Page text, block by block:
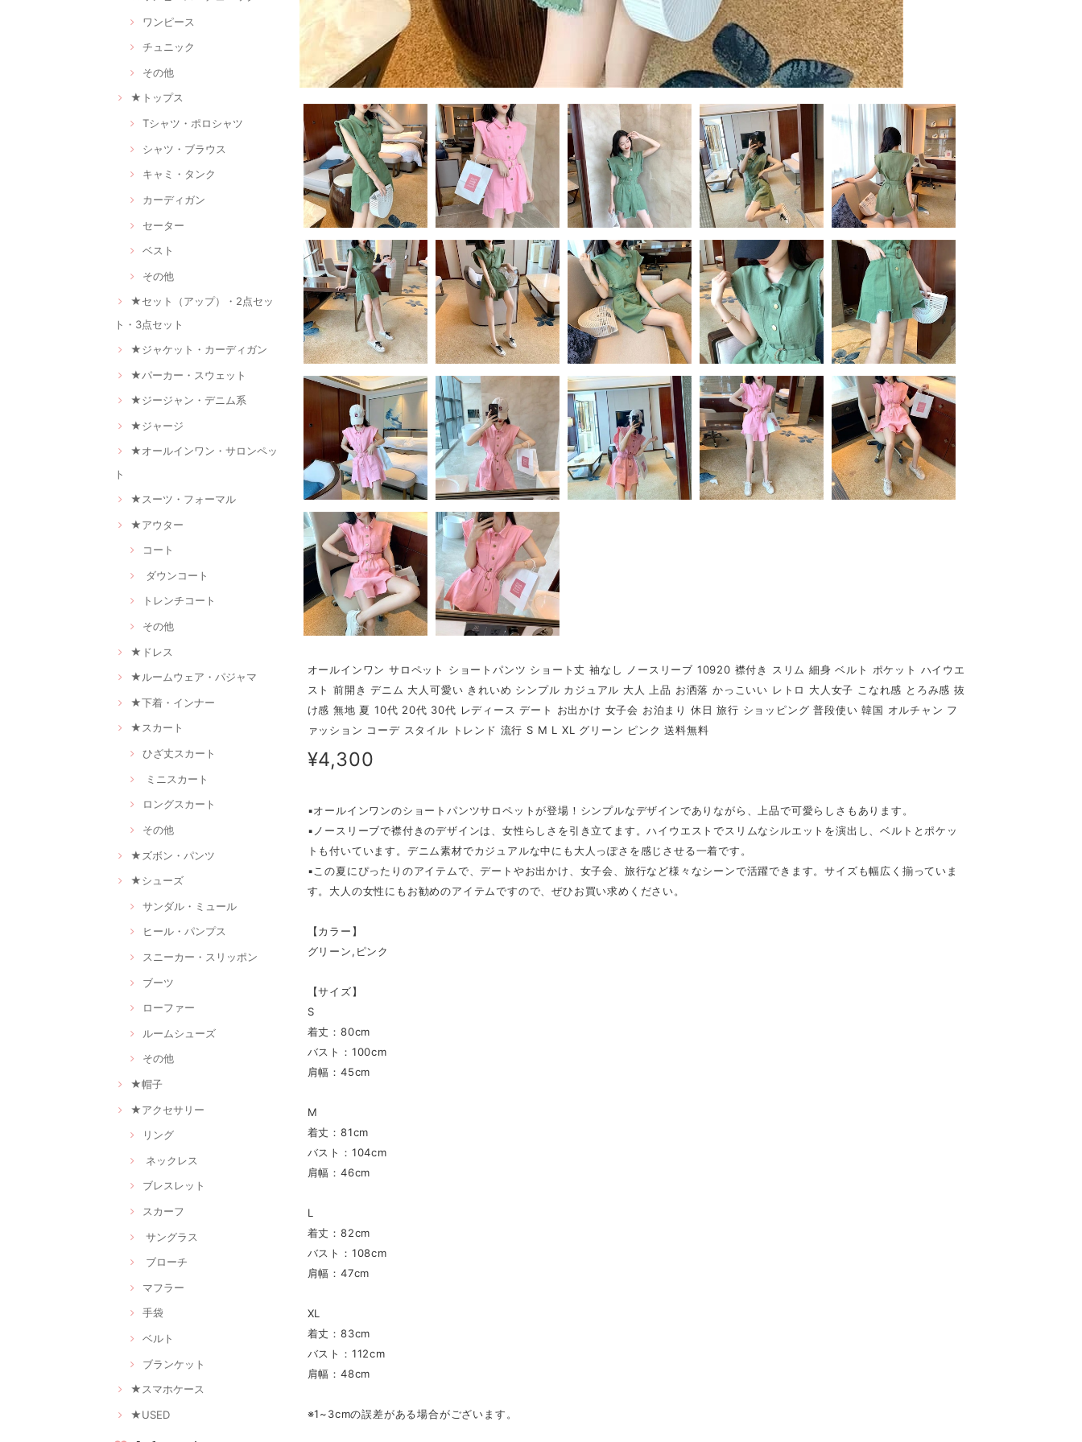
ワンピース
チュニック
その他
★トップス
Tシャツ・ポロシャツ
シャツ・ブラウス
キャミ・タンク
カーディガン
セーター
ベスト
その他
★セット（アップ）・2点セッ
ト・3点セット
★ジャケット・カーディガン
★パーカー・スウェット
★ジージャン・デニム系
★ジャージ
★オールインワン・サロンペッ
ト
★スーツ・フォーマル
★アウター
コート
ダウンコート
トレンチコート
その他
★ドレス
★ルームウェア・パジャマ
★下着・インナー
★スカート
ひざ丈スカート
ミニスカート
ロングスカート
その他
★ズボン・パンツ
★シューズ
サンダル・ミュール
ヒール・パンプス
スニーカー・スリッポン
ブーツ
ローファー
ルームシューズ
その他
★帽子
★アクセサリー
リング
ネックレス
ブレスレット
スカーフ
サングラス
ブローチ
マフラー
手袋
ベルト
ブランケット
★スマホケース
★USED
オールインワン サロペット ショートパンツ ショート丈 袖なし ノースリーブ 10920 襟付き スリム 細身 ベルト ポケット ハイウエ
スト 前開き デニム 大人可愛い きれいめ シンプル カジュアル 大人 上品 お洒落 かっこいい レトロ 大人女子 こなれ感 とろみ感 抜
け感 無地 夏 10代 20代 30代 レディース デート お出かけ 女子会 お泊まり 休日 旅行 ショッピング 普段使い 韓国 オルチャン フ
ァッション コーデ スタイル トレンド 流行 S M L XL グリーン ピンク 送料無料
¥4,300
▪オールインワンのショートパンツサロペットが登場！シンプルなデザインでありながら、上品で可愛らしさもあります。
▪ノースリーブで襟付きのデザインは、女性らしさを引き立てます。ハイウエストでスリムなシルエットを演出し、ベルトとポケッ
トも付いています。デニム素材でカジュアルな中にも大人っぽさを感じさせる一着です。
▪この夏にぴったりのアイテムで、デートやお出かけ、女子会、旅行など様々なシーンで活躍できます。サイズも幅広く揃っていま
す。大人の女性にもお勧めのアイテムですので、ぜひお買い求めください。
【カラー】
グリーン,ピンク
【サイズ】
S
着丈：80cm
バスト：100cm
肩幅：45cm
M
着丈：81cm
バスト：104cm
肩幅：46cm
L
着丈：82cm
バスト：108cm
肩幅：47cm
XL
着丈：83cm
バスト：112cm
肩幅：48cm
※1~3cmの誤差がある場合がございます。